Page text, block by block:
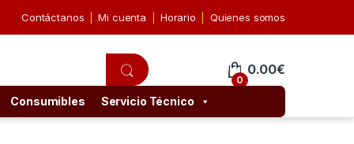
Contáctanos Mi cuenta Horario Quienes somos
0
0.00€
Consumibles Servicio Técnico